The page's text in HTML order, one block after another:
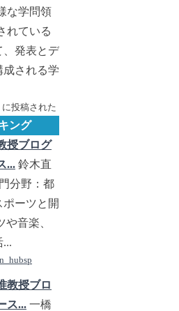
な学問領
れている
、発表とデ
成される学
に投稿された
ング
授ブログ
... 鈴木直
分野：都
ーツと開
音楽、
...
教授ブロ
ス... 一橋